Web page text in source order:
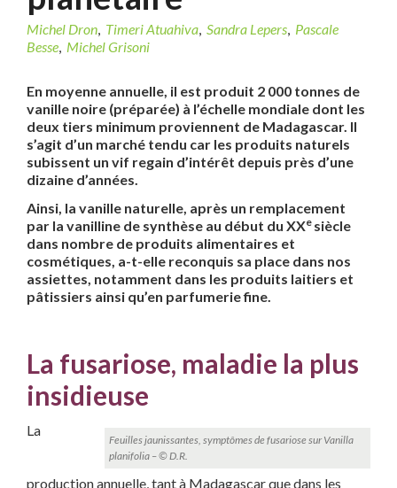
Michel Dron, Timeri Atuahiva, Sandra Lepers, Pascale
Besse, Michel Grisoni
En moyenne annuelle, il est produit 2 000 tonnes de
vanille noire (préparée) à l’échelle mondiale dont les
deux tiers minimum proviennent de Madagascar. Il
s’agit d’un marché tendu car les produits naturels
subissent un vif regain d’intérêt depuis près d’une
dizaine d’années.
Ainsi, la vanille naturelle, après un remplacement
par la vanilline de synthèse au début du XXe siècle
dans nombre de produits alimentaires et
cosmétiques, a-t-elle reconquis sa place dans nos
assiettes, notamment dans les produits laitiers et
pâtissiers ainsi qu’en parfumerie fine.
La fusariose, maladie la plus
insidieuse
Feuilles jaunissantes, symptômes de fusariose sur Vanilla
planifolia – © D.R.
La
production annuelle, tant à Madagascar que dans les